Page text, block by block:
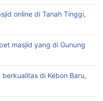
online di Tanah Tinggi,
masjid yang di Gunung
di Kebon Baru,